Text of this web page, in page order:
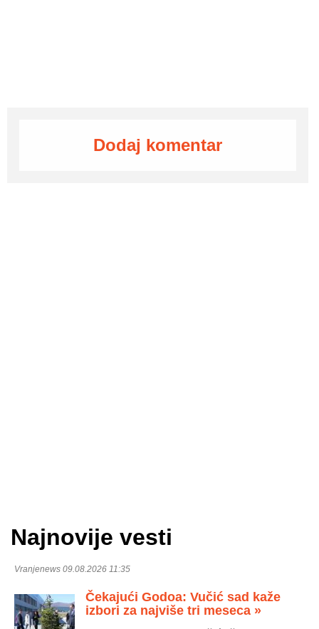
Dodaj komentar
Najnovije vesti
Vranjenews 09.08.2026 11:35
Čekajući Godoa: Vučić sad kaže
izbori za najviše tri meseca »